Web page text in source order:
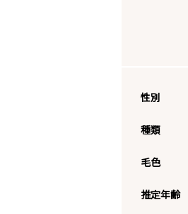
性別
種類
毛色
推定年齢